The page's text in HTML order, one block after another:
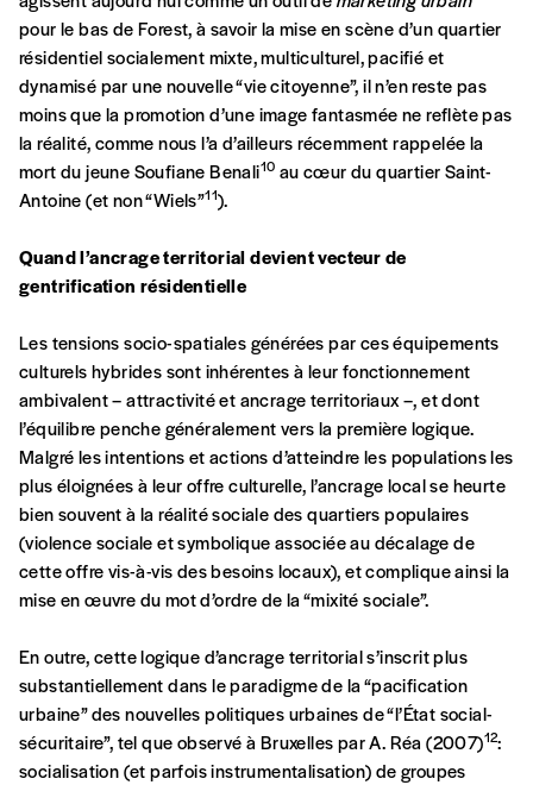
pour le bas de Forest, à savoir la mise en scène d’un quartier
résidentiel socialement mixte, multiculturel, pacifié et
dynamisé par une nouvelle “vie citoyenne”, il n’en reste pas
moins que la promotion d’une image fantasmée ne reflète pas
la réalité, comme nous l’a d’ailleurs récemment rappelée la
mort du jeune Soufiane Benali10 au cœur du quartier Saint-
Antoine (et non “Wiels”11).
Quand l’ancrage territorial devient vecteur de
gentrification résidentielle
Les tensions socio-spatiales générées par ces équipements
culturels hybrides sont inhérentes à leur fonctionnement
ambivalent – attractivité et ancrage territoriaux –, et dont
l’équilibre penche généralement vers la première logique.
Malgré les intentions et actions d’atteindre les populations les
plus éloignées à leur offre culturelle, l’ancrage local se heurte
bien souvent à la réalité sociale des quartiers populaires
(violence sociale et symbolique associée au décalage de
cette offre vis-à-vis des besoins locaux), et complique ainsi la
mise en œuvre du mot d’ordre de la “mixité sociale”.
En outre, cette logique d’ancrage territorial s’inscrit plus
substantiellement dans le paradigme de la “pacification
urbaine” des nouvelles politiques urbaines de “l’État social-
sécuritaire”, tel que observé à Bruxelles par A. Réa (2007)12:
socialisation (et parfois instrumentalisation) de groupes